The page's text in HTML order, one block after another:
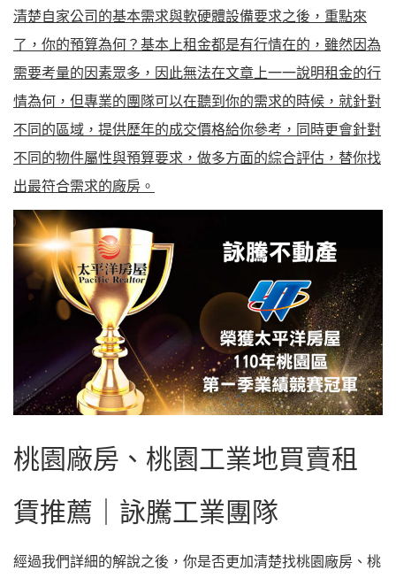
清楚自家公司的基本需求與軟硬體設備要求之後，重點來
了，你的預算為何？基本上租金都是有行情在的，雖然因為
需要考量的因素眾多，因此無法在文章上一一說明租金的行
情為何，但專業的團隊可以在聽到你的需求的時候，就針對
不同的區域，提供歷年的成交價格給你參考，同時更會針對
不同的物件屬性與預算要求，做多方面的綜合評估，替你找
出最符合需求的廠房。
桃園廠房、桃園工業地買賣租
賃推薦｜詠騰工業團隊
經過我們詳細的解說之後，你是否更加清楚找桃園廠房、桃